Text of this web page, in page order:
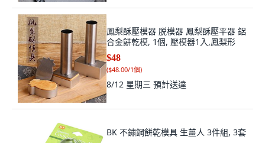
鳳梨酥壓模器 脱模器 鳳梨酥壓平器 鋁
合金餅乾模, 1個, 壓模器1入,鳳梨形
$48
($48.00/1個)
8/12 星期三 預計送達
BK 不鏽鋼餅乾模具 生薑人 3件組, 3套